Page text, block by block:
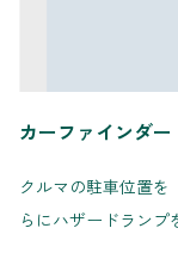
カーファインダー
クルマの駐車位置
らにハザードランプ